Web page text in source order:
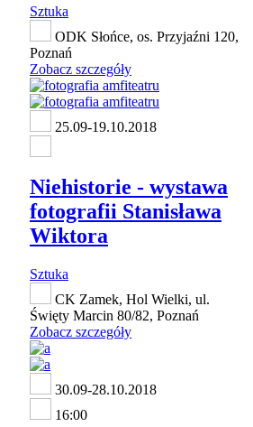
Sztuka
ODK Słońce, os. Przyjaźni 120,
Poznań
Zobacz szczegóły
25.09-19.10.2018
Niehistorie - wystawa
fotografii Stanisława
Wiktora
Sztuka
CK Zamek, Hol Wielki, ul.
Święty Marcin 80/82, Poznań
Zobacz szczegóły
30.09-28.10.2018
16:00